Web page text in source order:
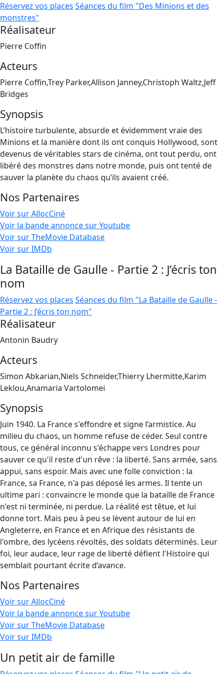
Réservez vos places Séances du film "Des Minions et des
monstres"
Réalisateur
Pierre Coffin
Acteurs
Pierre Coffin,Trey Parker,Allison Janney,Christoph Waltz,Jeff
Bridges
Synopsis
L’histoire turbulente, absurde et évidemment vraie des
Minions et la manière dont ils ont conquis Hollywood, sont
devenus de véritables stars de cinéma, ont tout perdu, ont
libéré des monstres dans notre monde, puis ont tenté de
sauver la planète du chaos qu’ils avaient créé.
Nos Partenaires
Voir sur AllocCiné
Voir la bande annonce sur Youtube
Voir sur TheMovie Database
Voir sur IMDb
La Bataille de Gaulle - Partie 2 : J’écris ton
nom
Réservez vos places Séances du film "La Bataille de Gaulle -
Partie 2 : J’écris ton nom"
Réalisateur
Antonin Baudry
Acteurs
Simon Abkarian,Niels Schneider,Thierry Lhermitte,Karim
Leklou,Anamaria Vartolomei
Synopsis
Juin 1940. La France s'effondre et signe l’armistice. Au
milieu du chaos, un homme refuse de céder. Seul contre
tous, ce général inconnu s'échappe vers Londres pour
sauver ce qu'il reste d'un rêve : la liberté. Sans armée, sans
appui, sans espoir. Mais avec une folle conviction : la
France, sa France, n'a pas déposé les armes. Il tente un
ultime pari : convaincre le monde que la bataille de France
n'est ni terminée, ni perdue. La réalité est têtue, et lui
donne tort. Mais peu à peu se lèvent autour de lui en
Angleterre, en France et en Afrique des résistants de
l'ombre, des lycéens révoltés, des soldats déterminés. Leur
foi, leur audace, leur rage de liberté défient l'Histoire qui
semblait pourtant écrite d’avance.
Nos Partenaires
Voir sur AllocCiné
Voir la bande annonce sur Youtube
Voir sur TheMovie Database
Voir sur IMDb
Un petit air de famille